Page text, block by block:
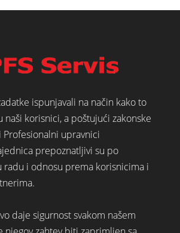
ispunjavali na način kako to
naši korisnici, a poštujući zakonske
Profesionalni upravnici
prepoznatljivi su po
radu i odnosu prema korisnicima i
daje sigurnost svakom našem